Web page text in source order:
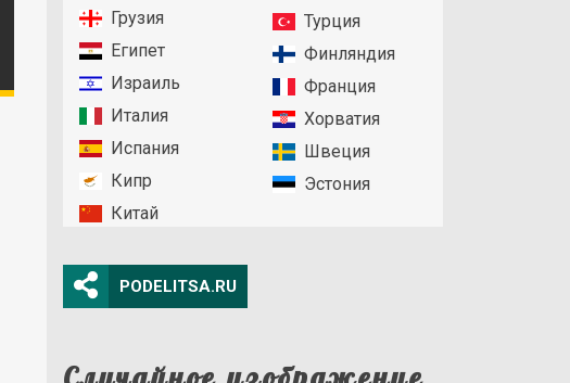
Грузия
Египет
Израиль
Италия
Испания
Кипр
Китай
Турция
Финляндия
Франция
Хорватия
Швеция
Эстония
PODELITSA.RU